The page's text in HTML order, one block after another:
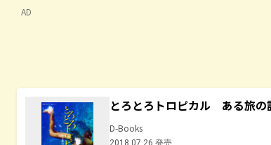
AD
とろとろトロピカル ある旅
D-Books
2018.07.26 発売